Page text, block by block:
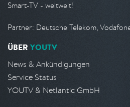
Smart-TV - weltweit!
Partner: Deutsche Telekom,
ÜBER YOUTV
News & Ankündigungen
Service Status
YOUTV & Netlantic GmbH